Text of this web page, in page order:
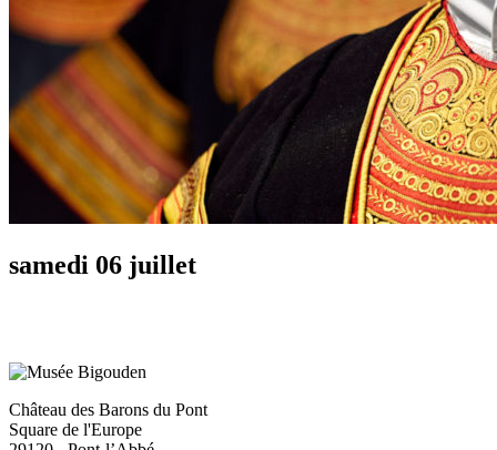
samedi 06 juillet
Château des Barons du Pont
Square de l'Europe